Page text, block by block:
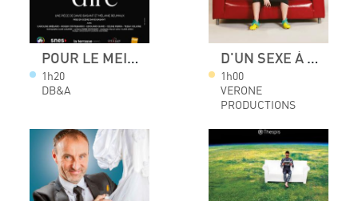
POUR LE MEILLEUR ET POUR LE DIRE
1h20
DB&A
D'UN SEXE À L'AUTRE
1h00
VERONE
PRODUCTIONS